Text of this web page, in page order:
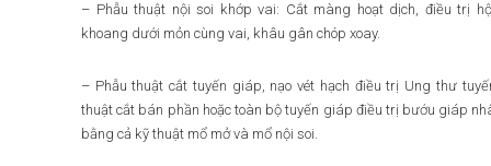
– Phẫu thuật nội soi khớp vai: Cắt màng hoạt dịch, điều trị
khoang dưới mỏn cùng vai, khâu gân chóp xoay.
– Phẫu thuật cắt tuyến giáp, nạo vét hạch điều trị Ung thư
thuật cắt bán phần hoặc toàn bộ tuyến giáp điều trị bướu giáp
bằng cả kỹ thuật mổ mở và mổ nội soi.